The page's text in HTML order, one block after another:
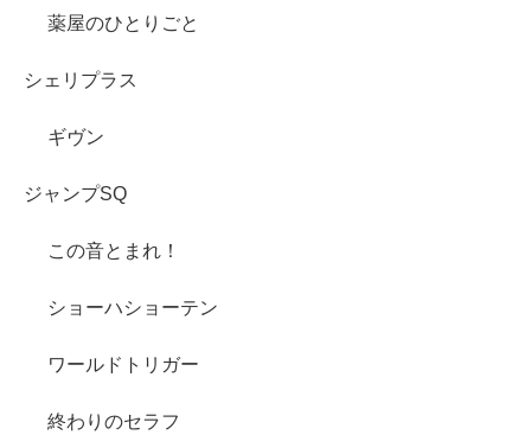
薬屋のひとりごと
シェリプラス
ギヴン
ジャンプSQ
この音とまれ！
ショーハショーテン
ワールドトリガー
終わりのセラフ